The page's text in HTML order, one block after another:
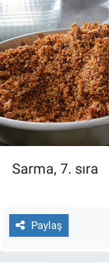
Sarma, 7. sıra
Paylaş
Yerel Yaşam
Canlı Yayın